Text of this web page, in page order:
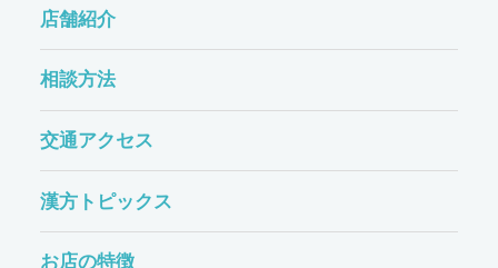
店舗紹介
相談方法
交通アクセス
漢方トピックス
お店の特徴